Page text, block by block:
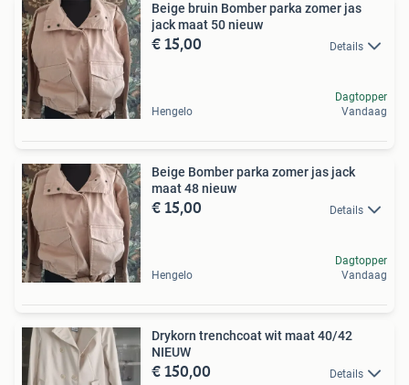
Beige bruin Bomber parka zomer jas
jack maat 50 nieuw
€ 15,00 Details
Hengelo
Dagtopper
Vandaag
Beige Bomber parka zomer jas jack
maat 48 nieuw
€ 15,00 Details
Hengelo
Dagtopper
Vandaag
Drykorn trenchcoat wit maat 40/42
NIEUW
€ 150,00 Details